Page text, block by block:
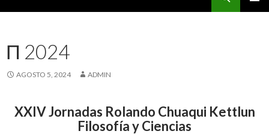
Π 2024
AGOSTO 5, 2024 ADMIN
XXIV Jornadas Rolando Chuaqui Kettlun
Filosofía y Ciencias